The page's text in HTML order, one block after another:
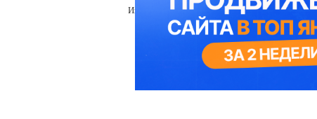
Информация отсутствует...